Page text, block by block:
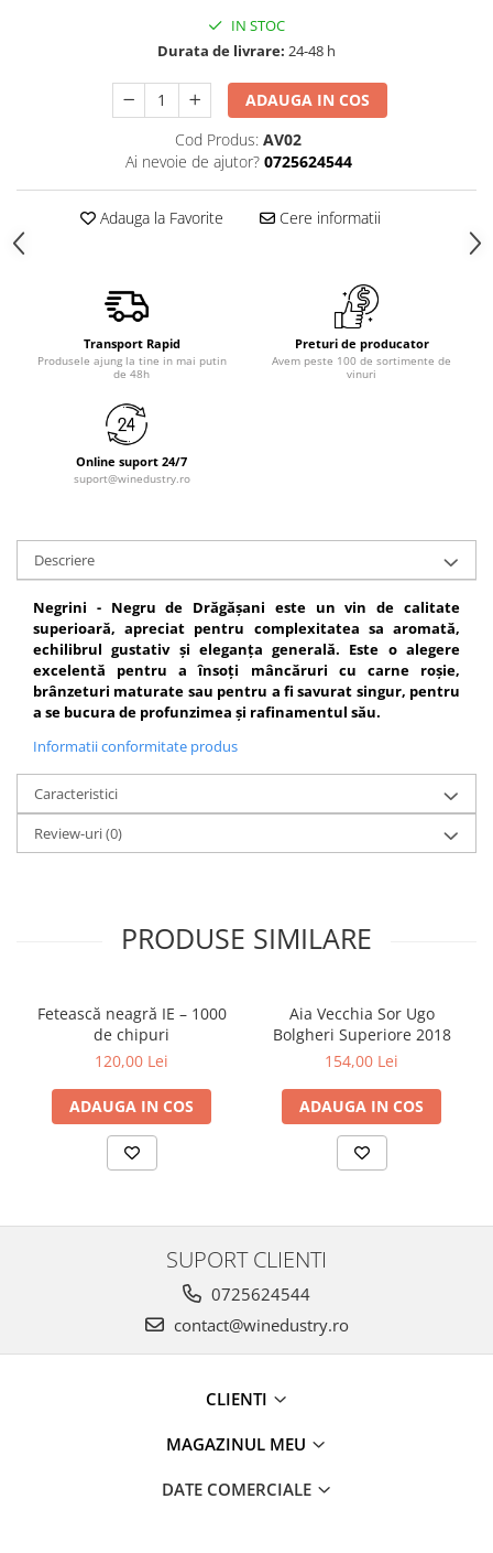
IN STOC
Durata de livrare: 24-48 h
ADAUGA IN COS
Cod Produs: AV02
Ai nevoie de ajutor? 0725624544
Adauga la Favorite Cere informatii
Transport Rapid
Produsele ajung la tine in mai putin
de 48h
Preturi de producator
Avem peste 100 de sortimente de
vinuri
Online suport 24/7
suport@winedustry.ro
Descriere
Negrini - Negru de Drăgășani este un vin de calitate
superioară, apreciat pentru complexitatea sa aromată,
echilibrul gustativ și eleganța generală. Este o alegere
excelentă pentru a însoți mâncăruri cu carne roșie,
brânzeturi maturate sau pentru a fi savurat singur, pentru
a se bucura de profunzimea și rafinamentul său.
Informatii conformitate produs
Caracteristici
Review-uri(0)
PRODUSE SIMILARE
Fetească neagră IE – 1000
de chipuri
120,00 Lei
ADAUGA IN COS
Aia Vecchia Sor Ugo
Bolgheri Superiore 2018
154,00 Lei
ADAUGA IN COS
SUPORT CLIENTI
0725624544
contact@winedustry.ro
CLIENTI
MAGAZINUL MEU
DATE COMERCIALE